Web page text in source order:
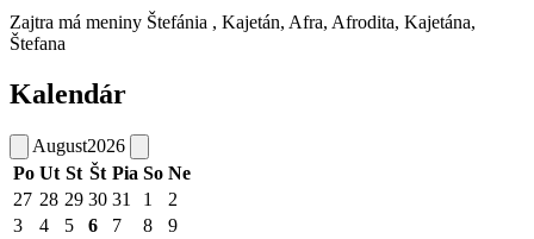
Zajtra má meniny Štefánia , Kajetán, Afra, Afrodita, Kajetána,
Štefana
Kalendár
August2026
Po Ut St Št Pia So Ne
27 28 29 30 31 1
2
3
4 5 6 7 8
9